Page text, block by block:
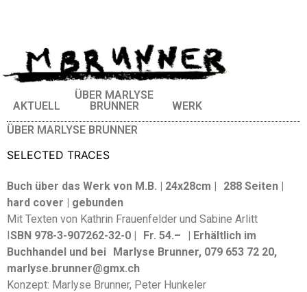
AKTUELL
ÜBER MARLYSE
BRUNNER
WERK
ÜBER MARLYSE BRUNNER
SELECTED TRACES
Buch über das Werk von M.B. | 24x28cm | 288 Seiten |
hard cover | gebunden
Mit Texten von Kathrin Frauenfelder und Sabine Arlitt
ISBN 978-3-907262-32-0 | Fr. 54.– | Erhältlich im
Buchhandel und bei Marlyse Brunner, 079 653 72 20,
marlyse.brunner@gmx.ch
Konzept: Marlyse Brunner, Peter Hunkeler